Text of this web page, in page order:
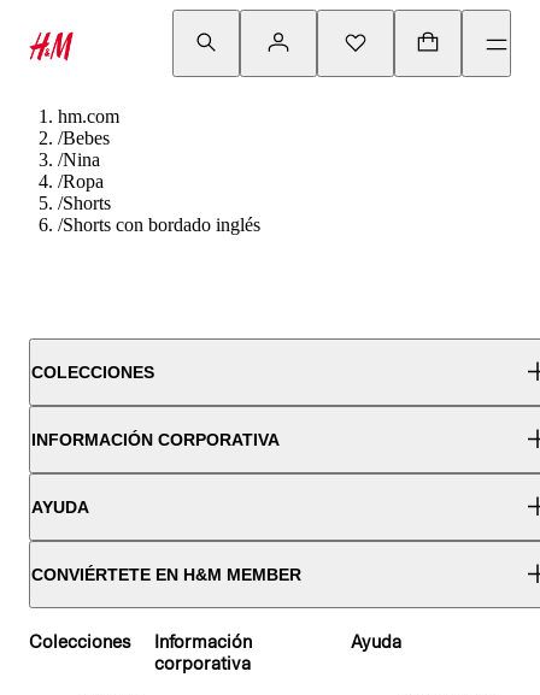
hm.com
/Bebes
/Nina
/Ropa
/Shorts
/Shorts con bordado inglés
COLECCIONES
INFORMACIÓN CORPORATIVA
AYUDA
CONVIÉRTETE EN H&M MEMBER
Colecciones
Información
corporativa
Ayuda